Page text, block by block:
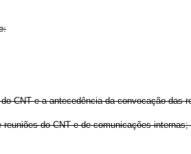
CNT e a antecedência da convocação das
do CNT e de comunicações internas;